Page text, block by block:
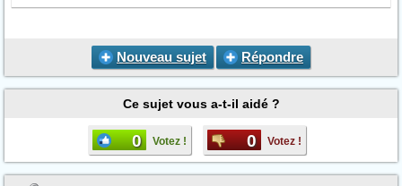
Nouveau sujet Répondre
Ce sujet vous a-t-il aidé ?
0 Votez ! 0 Votez !